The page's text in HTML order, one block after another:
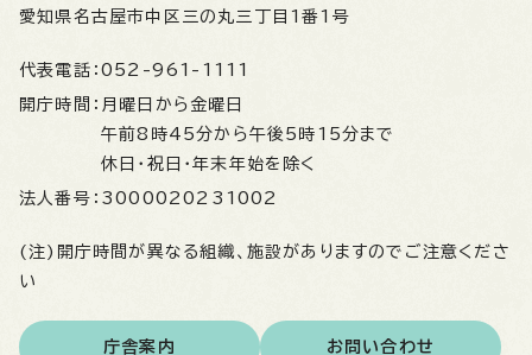
愛知県名古屋市中区三の丸三丁目1番1号
代表電話： 052-961-1111
開庁時間： 月曜日から金曜日
午前8時45分から午後5時15分まで
休日・祝日・年末年始を除く
法人番号： 3000020231002
(注)開庁時間が異なる組織、施設がありますのでご注意くださ
い
庁舎案内 お問い合わせ